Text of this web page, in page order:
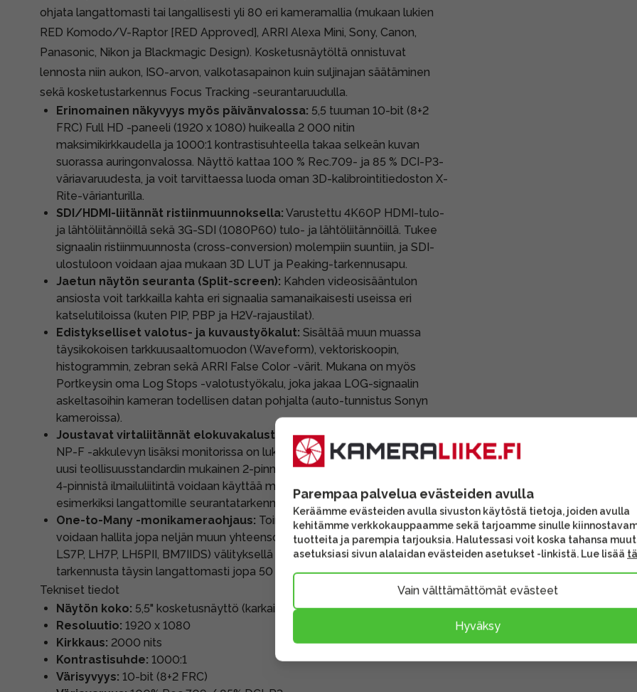
ohjata langattomasti tai langallisesti yli 80 eri kameramallia (mukaan lukien
RED Komodo/V-Raptor [RED Approved], ARRI Alexa Mini, Sony, Canon,
Panasonic, Nikon ja Blackmagic Design). Kosketusnäytöltä onnistuvat
lennosta niin aukon, ISO-arvon, valkotasapainon kuin suljinajan säätäminen
sekä kosketustarkennus Focus Tracking -seurantaruudulla.
Erinomainen näkyvyys myös päivänvalossa: 5,5 tuuman 10-bit (8+2
FRC) Full HD -paneeli (1920 x 1080) huikealla 2 000 nitin
maksimikirkkaudella ja 1000:1 kontrastisuhteella takaa selkeän kuvan
suorassa auringonvalossa. Näyttö kattaa 100 % Rec.709- ja 85 % DCI-P3-
väriavaruudesta, ja voit tarvittaessa luoda oman 3D-kalibrointitiedoston X-
Rite-värianturilla.
SDI/HDMI-liitännät ristiinmuunnoksella: Varustettu 4K60P HDMI-tulo-
ja lähtöliitännöillä sekä 3G-SDI (1080P60) tulo- ja lähtöliitännöillä. Tukee
signaalin ristiinmuunnosta (cross-conversion) molempiin suuntiin, ja SDI-
ulostuloon voidaan ajaa mukaan 3D LUT ja Peaking-tarkennusapu.
Jaetun näytön seuranta (Split-screen): Kahden videosisääntulon
ansiosta voit tarkkailla kahta eri signaalia samanaikaisesti useissa eri
katselutiloissa (kuten PIP, PBP ja H2V-rajaustilat).
Edistykselliset valotus- ja kuvaustyökalut: Sisältää muun muassa
täysikokoisen tarkkuusaaltomuodon (Waveform), vektoriskoopin,
histogrammin, zebran sekä ARRI False Color -värit. Mukana on myös
Portkeysin oma Log Stops -valotustyökalu, joka jakaa LOG-signaalin
askeltasoihin kameran todellisen datan pohjalta (auto-tunnistus Sonyn
kameroissa).
Joustavat virtaliitännät elokuvakalustoon:Sisäänrakennetun Sony
NP-F -akkulevyn lisäksi monitorissa on lukittava 4-pinninen ilmailuliitin sekä
uusi teollisuusstandardin mukainen 2-pinninen LEMO-virtatulo (7.4V–24V).
4-pinnistä ilmailuliitintä voidaan käyttää myös virran ulosottoon (7.4V)
esimerkiksi langattomille seurantatarkennusmoottoreille.
One-to-Many -monikameraohjaus: Toimii "master"-monitorina, jolla
voidaan hallita jopa neljän muun yhteensopivan Portkeys-monitorin (esim.
LS7P, LH7P, LH5PII, BM7IIDS) välityksellä useita eri kameroita ja niiden
tarkennusta täysin langattomasti jopa 50 metrin säteellä.
Tekniset tiedot
Näytön koko: 5,5" kosketusnäyttö (karkaistu lasi)
Resoluutio: 1920 x 1080
Kirkkaus: 2000 nits
Kontrastisuhde: 1000:1
Värisyvyys: 10-bit (8+2 FRC)
Parempaa palvelua evästeiden avulla
Keräämme evästeiden avulla sivuston käytöstä tietoja, joiden avulla
kehitämme verkkokauppaamme sekä tarjoamme sinulle
tuotteita ja parempia tarjouksia. Halutessasi voit koska tahansa
asetuksiasi sivun alalaidan evästeiden asetukset -linkistä. Lue lisää
Vain välttämättömät evästeet
Hyväksy